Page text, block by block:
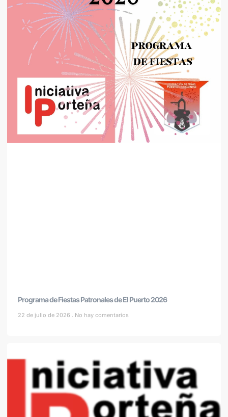
Programa de Fiestas Patronales de El Puerto 2026
22 de julio de 2026 No hay comentarios